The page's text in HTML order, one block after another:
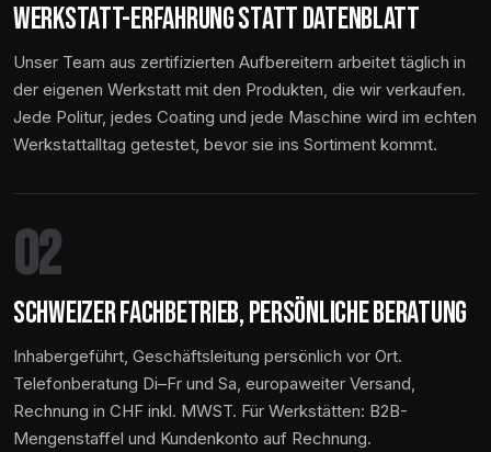
WERKSTATT-ERFAHRUNG STATT DATENBLATT
Unser Team aus zertifizierten Aufbereitern arbeitet täglich in
der eigenen Werkstatt mit den Produkten, die wir verkaufen.
Jede Politur, jedes Coating und jede Maschine wird im echten
Werkstattalltag getestet, bevor sie ins Sortiment kommt.
02
SCHWEIZER FACHBETRIEB, PERSÖNLICHE BERATUNG
Inhabergeführt, Geschäftsleitung persönlich vor Ort.
Telefonberatung Di–Fr und Sa, europaweiter Versand,
Rechnung in CHF inkl. MWST. Für Werkstätten: B2B-
Mengenstaffel und Kundenkonto auf Rechnung.